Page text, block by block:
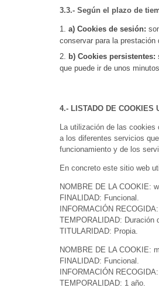
3.3.- Según el plazo de
a) Cookies de sesión:
conservar para la
b) Cookies persistentes:
que puede ir de unos
4.- LISTADO DE COOKIES
La utilización de las
a los diferentes servicios
funcionamiento y de los
En concreto este sitio web
NOMBRE DE LA COOKIE:
FINALIDAD: Funcional.
INFORMACIÓN
TEMPORALIDAD: Duración
TITULARIDAD: Propia.
NOMBRE DE LA COOKIE:
FINALIDAD: Funcional.
INFORMACIÓN
TEMPORALIDAD: 1 año.